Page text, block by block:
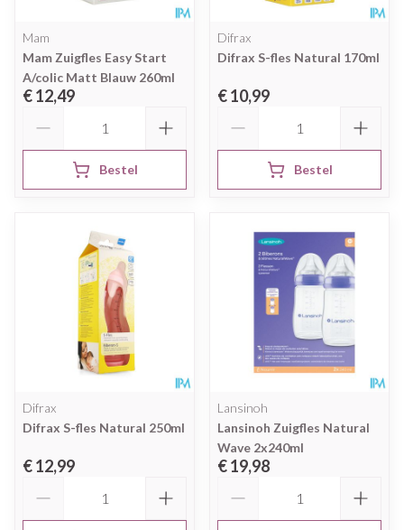
Mam
Mam Zuigfles Easy Start
A/colic Matt Blauw 260ml
€ 12,49
Bestel
Difrax
Difrax S-fles Natural 170ml
€ 10,99
Bestel
Difrax
Difrax S-fles Natural 250ml
€ 12,99
Lansinoh
Lansinoh Zuigfles Natural
Wave 2x240ml
€ 19,98